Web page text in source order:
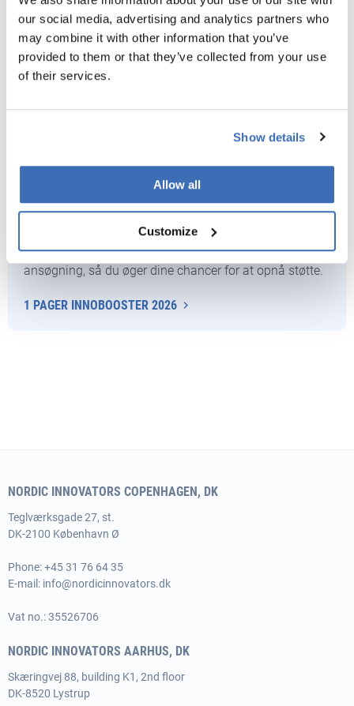
our social media, advertising and analytics partners who
may combine it with other information that you’ve
provided to them or that they’ve collected from your use
of their services.
Show details
Allow all
Customize
Få tips til din Innobooster ansøgning
Vores Innobooster guide giver dig et hurtigt overblik
over de vigtigste detaljer for programmet. Vores erfarne
konsulenter kan hjælpe dig med at udarbejde en stærk
ansøgning, så du øger dine chancer for at opnå støtte.
1 PAGER INNOBOOSTER 2026
NORDIC INNOVATORS COPENHAGEN, DK
Teglværksgade 27, st.
DK-2100 København Ø
Phone:+45 31 76 64 35
E-mail: info@nordicinnovators.dk
Vat no.: 35526706
NORDIC INNOVATORS AARHUS, DK
Skæringvej 88, building K1, 2nd floor
DK-8520 Lystrup